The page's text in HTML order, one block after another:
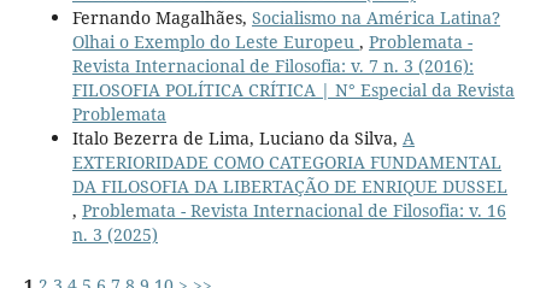
Fernando Magalhães, Socialismo na América Latina?
Olhai o Exemplo do Leste Europeu , Problemata -
Revista Internacional de Filosofia: v. 7 n. 3 (2016):
FILOSOFIA POLÍTICA CRÍTICA | N° Especial da Revista
Problemata
Italo Bezerra de Lima, Luciano da Silva, A
EXTERIORIDADE COMO CATEGORIA FUNDAMENTAL
DA FILOSOFIA DA LIBERTAÇÃO DE ENRIQUE DUSSEL
, Problemata - Revista Internacional de Filosofia: v. 16
n. 3 (2025)